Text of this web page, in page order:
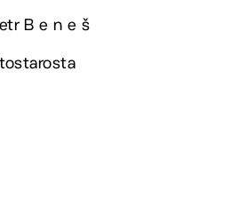
B e n e š